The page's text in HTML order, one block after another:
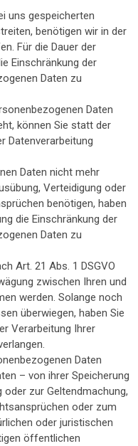
uns gespeicherten
benötigen wir in der
Für die Dauer der
Einschränkung der
Daten zu
Daten
können Sie statt der
Datenverarbeitung
Daten nicht mehr
Verteidigung oder
benötigen, haben
die Einschränkung der
Daten zu
Art. 21 Abs. 1 DSGVO
zwischen Ihren und
werden. Solange noch
überwiegen, haben Sie
Verarbeitung Ihrer
Daten
– von ihrer Speicherung
oder zur Geltendmachung,
oder zum
oder juristischen
öffentlichen